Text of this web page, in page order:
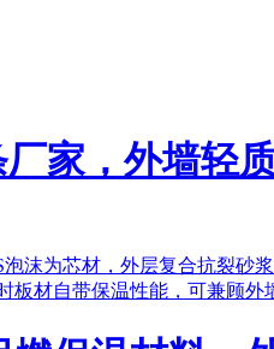
家，外墙轻
泡沫为芯材，外层复合抗裂
板材自带保温性能，可兼顾